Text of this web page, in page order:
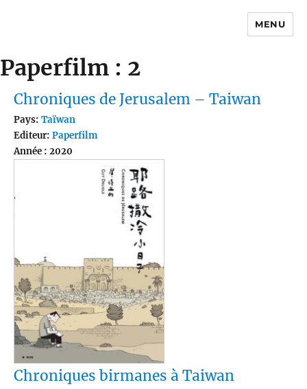
MENU
Paperfilm : 2
Chroniques de Jerusalem – Taiwan
Pays: Taïwan
Editeur: Paperfilm
Année : 2020
Chroniques birmanes à Taiwan